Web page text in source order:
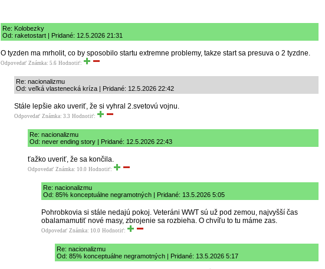
Re: Kolobezky
Od: raketostart | Pridané: 12.5.2026 21:31
O tyzden ma mrholit, co by sposobilo startu extremne problemy, takze start sa presuva o 2 tyzdne.
Odpovedať Známka: 5.6 Hodnotiť:
Re: nacionalizmu
Od: veľká vlastenecká kríza | Pridané: 12.5.2026 22:42
Stále lepšie ako uveriť, že si vyhral 2.svetovú vojnu.
Odpovedať Známka: 3.3 Hodnotiť:
Re: nacionalizmu
Od: never ending story | Pridané: 12.5.2026 22:43
ťažko uveriť, že sa končila.
Odpovedať Známka: 10.0 Hodnotiť:
Re: nacionalizmu
Od: 85% konceptuálne negramotných | Pridané: 13.5.2026 5:05
Pohrobkovia si stále nedajú pokoj. Veteráni WWT sú už pod zemou, najvyšší čas
obalamamutiť nové masy, zbrojenie sa rozbieha. O chvíľu to tu máme zas.
Odpovedať Známka: 10.0 Hodnotiť:
Re: nacionalizmu
Od: 85% konceptuálne negramotných | Pridané: 13.5.2026 5:17